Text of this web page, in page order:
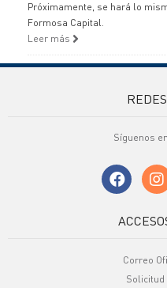
Próximamente, se hará lo
Formosa Capital.
Leer más
Síguenos
Correo
Solicitud